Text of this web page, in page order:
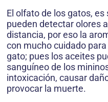
El olfato de los gatos,
pueden detectar olores
distancia, por eso la
con mucho cuidado
gato; pues los aceites
sanguíneo de los
intoxicación, causar
provocar la muerte.